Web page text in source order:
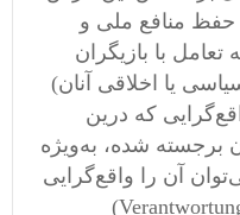
حفظ منافع ملی و
تعامل با بازیگران
یا اخلاقی آنان)
که درین
برجسته شده، به‌ویژه
آن را واقع‌گرایی
مسئولانه ( Verantwortungsvoller Realismus)